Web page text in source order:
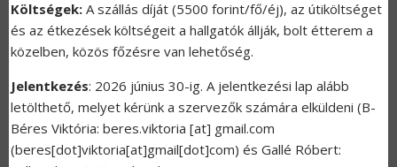
Költségek: A szállás díját (5500 forint/fő/éj), az útiköltséget
és az étkezések költségeit a hallgatók állják, bolt étterem a
közelben, közös főzésre van lehetőség.
Jelentkezés: 2026 június 30-ig. A jelentkezési lap alább
letölthető, melyet kérünk a szervezők számára elküldeni (B-
Béres Viktória: beres.viktoria [at] gmail.com
(beres[dot]viktoria[at]gmail[dot]com) és Gallé Róbert: